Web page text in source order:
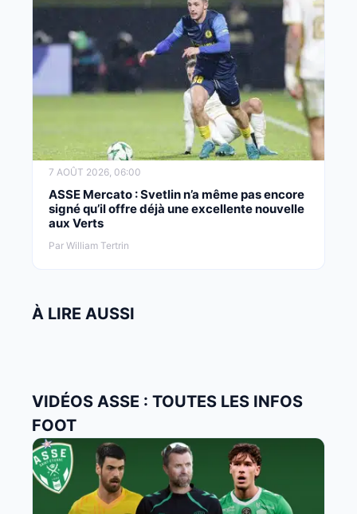
7 AOÛT 2026, 06:00
ASSE Mercato : Svetlin n’a même pas encore
signé qu’il offre déjà une excellente nouvelle
aux Verts
Par William Tertrin
À LIRE AUSSI
VIDÉOS ASSE : TOUTES LES INFOS
FOOT